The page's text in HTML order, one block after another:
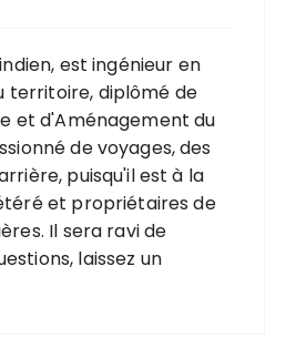
est ingénieur en
territoire, diplômé de
et d'Aménagement du
de voyages, des
puisqu'il est à la
et propriétaires de
Il sera ravi de
laissez un